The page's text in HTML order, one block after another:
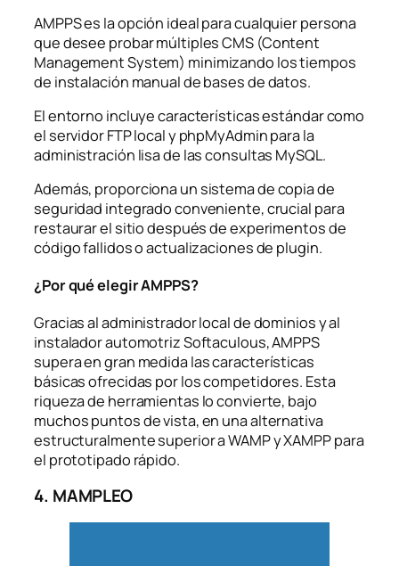
AMPPS es la opción ideal para cualquier persona
que desee probar múltiples CMS (Content
Management System) minimizando los tiempos
de instalación manual de bases de datos.
El entorno incluye características estándar como
el servidor FTP local y phpMyAdmin para la
administración lisa de las consultas MySQL.
Además, proporciona un sistema de copia de
seguridad integrado conveniente, crucial para
restaurar el sitio después de experimentos de
código fallidos o actualizaciones de plugin.
¿Por qué elegir AMPPS?
Gracias al administrador local de dominios y al
instalador automotriz Softaculous, AMPPS
supera en gran medida las características
básicas ofrecidas por los competidores. Esta
riqueza de herramientas lo convierte, bajo
muchos puntos de vista, en una alternativa
estructuralmente superior a WAMP y XAMPP para
el prototipado rápido.
4. MAMPLEO